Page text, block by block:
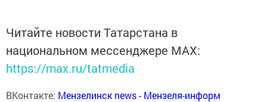
Читайте новости Татарстана в
национальном мессенджере MАХ:
https://max.ru/tatmedia
ВКонтакте: Мензелинск news - Мензеля-информ